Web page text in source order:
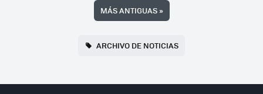
MÁS ANTIGUAS»
ARCHIVO DE NOTICIAS